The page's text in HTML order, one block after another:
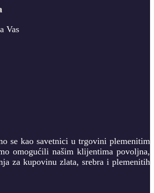
Vas
se kao savetnici u trgovini plemenitim
omogućili našim klijentima povoljna,
za kupovinu zlata, srebra i plemenitih